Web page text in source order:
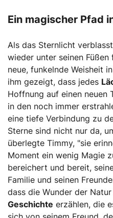
Ein magischer Pfad
Als das Sternlicht
wieder unter seinen
neue, funkelnde Weisheit
ihm gezeigt, dass jedes
Hoffnung auf einen neuen
in den noch immer
eine tiefe Verbindung zu
Sterne sind nicht nur da,
überlegte Timmy, "sie
Moment ein wenig Magie
bereichert und bereit,
Familie und seinen
dass die Wunder der
Geschichte erzählen, die